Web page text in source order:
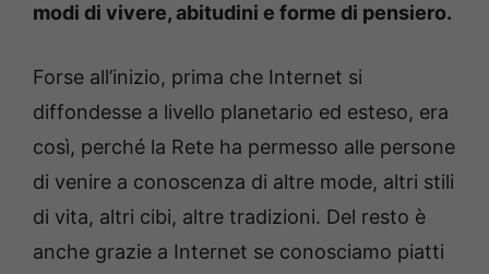
modi di vivere, abitudini e forme di pensiero.
Forse all’inizio, prima che Internet si
diffondesse a livello planetario ed esteso, era
così, perché la Rete ha permesso alle persone
di venire a conoscenza di altre mode, altri stili
di vita, altri cibi, altre tradizioni. Del resto è
anche grazie a Internet se conosciamo piatti